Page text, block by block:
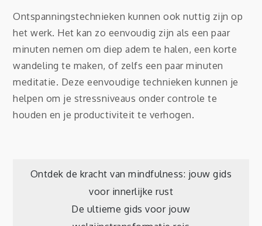
Ontspanningstechnieken kunnen ook nuttig zijn op
het werk. Het kan zo eenvoudig zijn als een paar
minuten nemen om diep adem te halen, een korte
wandeling te maken, of zelfs een paar minuten
meditatie. Deze eenvoudige technieken kunnen je
helpen om je stressniveaus onder controle te
houden en je productiviteit te verhogen.
Post
navigation
Ontdek de kracht van mindfulness: jouw gids
voor innerlijke rust
De ultieme gids voor jouw